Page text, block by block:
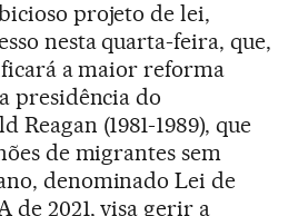
projeto de lei,
nesta quarta-feira, que,
a maior reforma
presidência do
Reagan (1981-1989), que
de migrantes sem
denominado Lei de
de 2021, visa gerir a